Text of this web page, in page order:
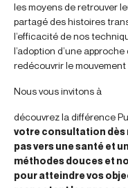
les moyens de retrouver
partagé des histoires
l’efficacité de nos
l’adoption d’une
redécouvrir le
Nous vous invitons à
découvrez la différence
votre consultation dès
pas vers une santé et
méthodes douces et
pour atteindre vos